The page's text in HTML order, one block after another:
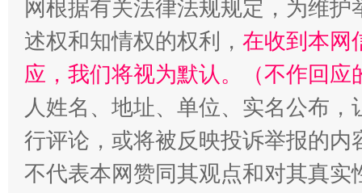
招工难、用工荒背后
网根据有关法律法规规定，为维
述权和知情权的权利， 在收到本网
应，我们将视为默认。（不作回应
人姓名、地址、单位、实名公布
行评论，或将被反映投诉举报的
不代表本网赞同其观点和对其真实